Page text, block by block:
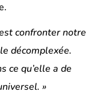
confronter notre
décomplexée.
ce qu’elle a de
»